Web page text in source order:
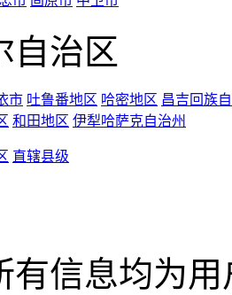
自治区
市 吐鲁番地区 哈密地区 昌吉回族
和田地区 伊犁哈萨克自治州
直辖县级
有信息均为